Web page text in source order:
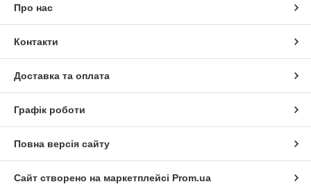
Про нас
Контакти
Доставка та оплата
Графік роботи
Повна версія сайту
Сайт створено на маркетплейсі Prom.ua